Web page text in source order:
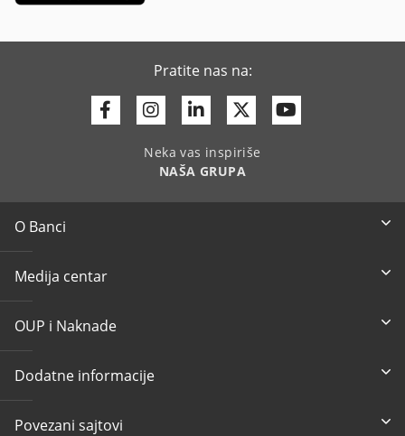
Pratite nas na:
FacebookInstagram
LinkedinTwitter
Neka vas inspiriše
NAŠA GRUPA
O Banci
Medija centar
OUP i Naknade
Dodatne informacije
Povezani sajtovi